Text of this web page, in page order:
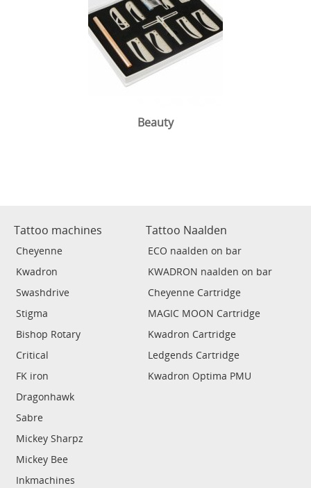
Beauty
Tattoo machines
Cheyenne
Kwadron
Swashdrive
Stigma
Bishop Rotary
Critical
FK iron
Dragonhawk
Sabre
Mickey Sharpz
Mickey Bee
Inkmachines
Tattoo Naalden
ECO naalden on bar
KWADRON naalden on bar
Cheyenne Cartridge
MAGIC MOON Cartridge
Kwadron Cartridge
Ledgends Cartridge
Kwadron Optima PMU